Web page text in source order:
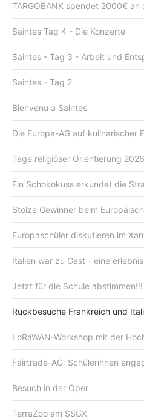
TARGOBANK spendet 2000€ an
Saintes Tag 4 - Die Konzerte
Saintes - Tag 3 - Arbeit und
Saintes - Tag 2
Bienvenu a Saintes
Die Europa-AG auf kulinarischer
Tage religiöser Orientierung 2026
Ein Schokokuss erkundet die
Stolze Gewinner beim
Europaschüler diskutieren im
Italien war zu Gast - eine
Jetzt für die Schule abstimmen!!!
Rückbesuche Frankreich und
LoRaWAN-Workshop mit der
Fairtrade-AG: Schülerinnen
Besuch in der Oper
TerraZoo am SSGX